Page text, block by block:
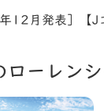
12月発表］【J
ローレン